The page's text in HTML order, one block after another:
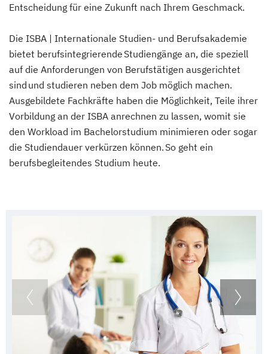
Entscheidung für eine Zukunft nach Ihrem Geschmack.
Die ISBA | Internationale Studien- und Berufsakademie
bietet berufsintegrierende Studiengänge an, die speziell
auf die Anforderungen von Berufstätigen ausgerichtet
sind und studieren neben dem Job möglich machen.
Ausgebildete Fachkräfte haben die Möglichkeit, Teile ihrer
Vorbildung an der ISBA anrechnen zu lassen, womit sie
den Workload im Bachelorstudium minimieren oder sogar
die Studiendauer verkürzen können. So geht ein
berufsbegleitendes Studium heute.